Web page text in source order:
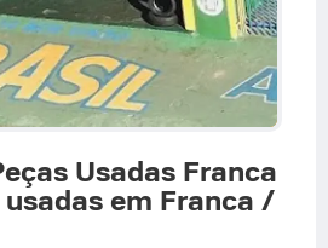
Usadas Franca
em Franca /